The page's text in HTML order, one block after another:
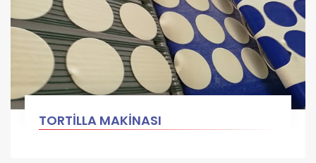
TORTİLLA MAKİNASI